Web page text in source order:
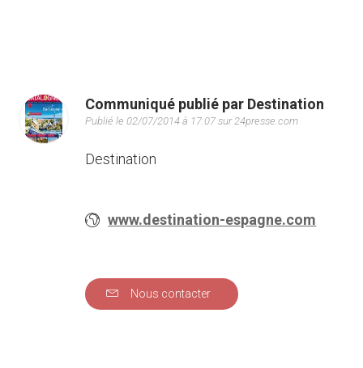
Communiqué publié par Destination
Publié le 02/07/2014 à 17:07 sur 24presse.com
Destination
www.destination-espagne.com
Nous contacter